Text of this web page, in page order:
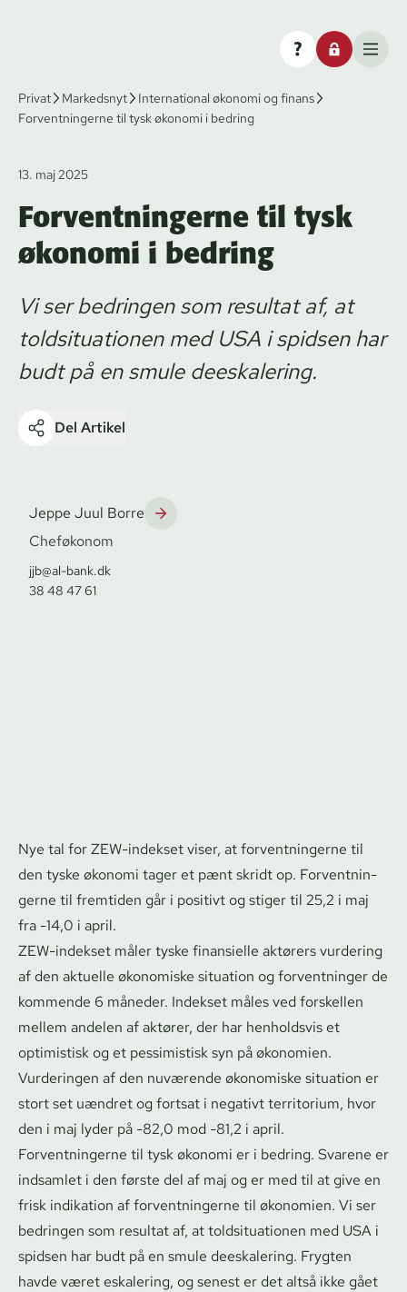
Privat Markedsnyt
International økonomi og finans
Forventningerne til tysk økonomi i bedring
13. maj 2025
Forventningerne til tysk
økonomi i bedring
Vi ser bedringen som resultat af, at
toldsituationen med USA i spidsen har
budt på en smule deeskalering.
Del Artikel
Jeppe Juul Borre
Cheføkonom
jjb@al-bank.dk
38 48 47 61
Nye tal for ZEW-indekset viser, at for­vent­nin­ger­ne til
den tyske økonomi tager et pænt skridt op. For­vent­nin­
ger­ne til fremtiden går i positivt og stiger til 25,2 i maj
fra -14,0 i april.
ZEW-indekset måler tyske finansielle aktørers vurdering
af den aktuelle økonomiske situation og forventninger de
kommende 6 måneder. Indekset måles ved forskellen
mellem andelen af aktører, der har henholdsvis et
optimistisk og et pessimistisk syn på økonomien.
Vurderingen af den nuværende økonomiske situation er
stort set uændret og fortsat i negativt territorium, hvor
den i maj lyder på -82,0 mod -81,2 i april.
For­vent­nin­ger­ne til tysk økonomi er i bedring. Svarene er
indsamlet i den første del af maj og er med til at give en
frisk indikation af for­vent­nin­ger­ne til økonomien. Vi ser
bedringen som resultat af, at told­si­tu­a­tio­nen med USA i
spidsen har budt på en smule deeskalering. Frygten
havde været eskalering, og senest er det altså ikke gået